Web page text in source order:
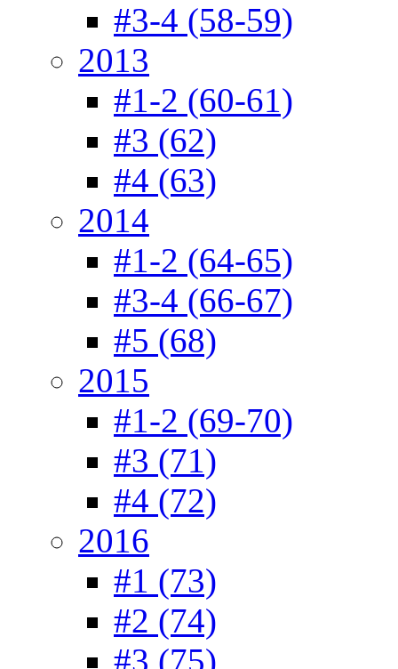
#3-4 (58-59)
2013
#1-2 (60-61)
#3 (62)
#4 (63)
2014
#1-2 (64-65)
#3-4 (66-67)
#5 (68)
2015
#1-2 (69-70)
#3 (71)
#4 (72)
2016
#1 (73)
#2 (74)
#3 (75)